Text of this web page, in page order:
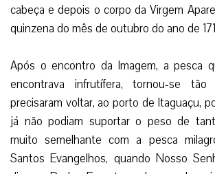
cabeça e depois o corpo da Virgem
quinzena do mês de outubro do ano de
Após o encontro da Imagem, a pesca
encontrava infrutífera, tornou-se tão
precisaram voltar, ao porto de Itaguaçu,
já não podiam suportar o peso de
muito semelhante com a pesca
Santos Evangelhos, quando Nosso